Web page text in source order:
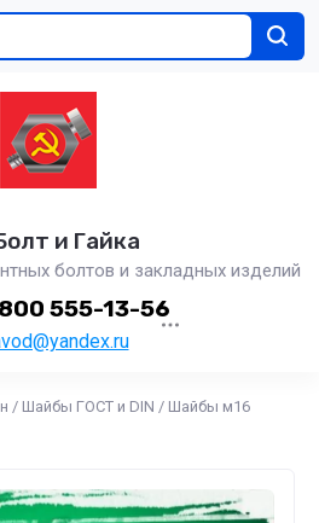
и Гайка
болтов и закладных изделий
555-13-56
/ Шайбы ГОСТ и DIN / Шайбы м16